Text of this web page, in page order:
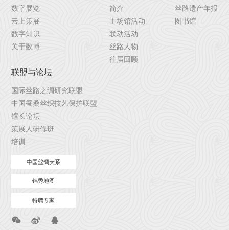
数字展览
云上策展
数字知识
关于数博
简介
主场馆活动
联动活动
丝路人物
往届回顾
丝路遗产年报
图书馆
联盟与论坛
国际丝路之绸研究联盟
中国蚕桑丝织技艺保护联盟
馆长论坛
策展人研修班
培训
中国丝绸大系
锦秀地图
特聘专家